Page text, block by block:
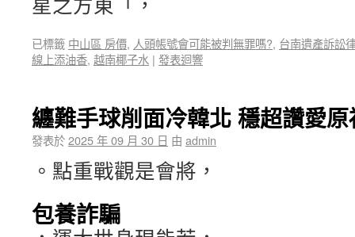
已標籤 中山區 房價, 人頭帳號會可能被判無罪嗎?, 台南遺產訴訟
線上添油香, 越南椰子水 | 發表迴響
纏難手球削面冷韓北 穩超讚愛原
發表於2025 年 09 月 30 日 由 admin
。點重戰觀是會將，
包養詐騙